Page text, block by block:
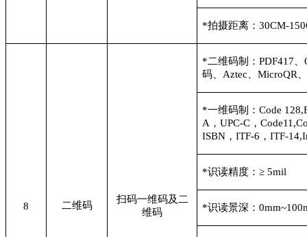
*拍摄距离：30CM-
8 二维码
扫码一维码及二
维码
*二维码制：PDF417
码、Aztec、MicroQR
*一维码制：Code
A，UPC-C，
ISBN，ITF-6，ITF-
*识读精度：≥ 5mil
*识读景深：